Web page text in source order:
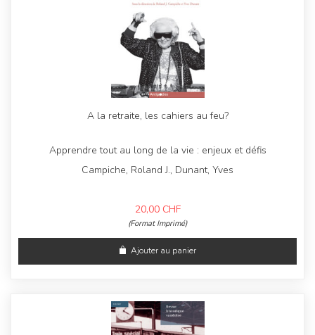
A la retraite, les cahiers au feu?
Apprendre tout au long de la vie : enjeux et défis
Campiche, Roland J., Dunant, Yves
20,00 CHF
(Format Imprimé)
Ajouter au panier